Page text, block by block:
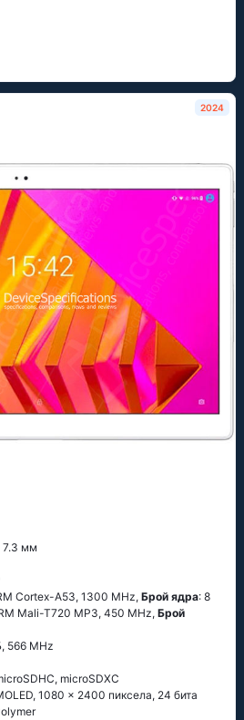
2024
7.3 мм
Соrtех-А53, 1300 MHz, Брой ядра: 8
Mali-T720 MP3, 450 MHz, Брой
566 MHz
microSDXC
1080 x 2400 пиксела, 24 бита